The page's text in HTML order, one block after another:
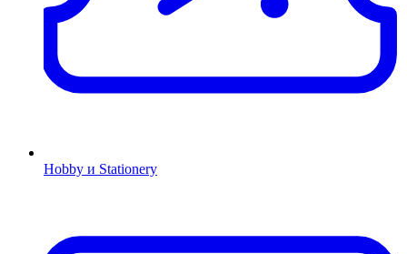
Hobby и Stationery